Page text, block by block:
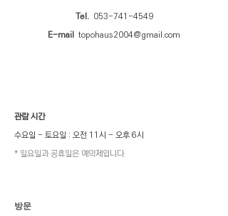
Tel. 053-741-4549
E-mail topohaus2004@gmail.com
관람 시간
수요일 - 토요일 : 오전 11시 - 오후 6시
* 일요일과 공휴일은 예약제입니다.
방문